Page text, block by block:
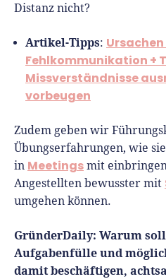
Distanz nicht?
Artikel-Tipps:
Fehlkommunikation +
Missverständnisse
vorbeugen
Zudem geben wir
Übungserfahrungen, wie
in Meetings mit
Angestellten bewusster mit
umgehen können.
GründerDaily: Warum
Aufgabenfülle und
damit beschäftigen,